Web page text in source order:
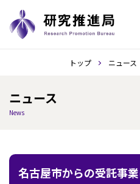
トップ ニュース
ニュース
News
名古屋市からの受託事